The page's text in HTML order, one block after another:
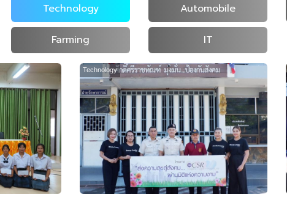
Technology Automobile
Farming IT
Technology